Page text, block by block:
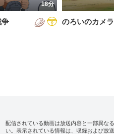
18分
争 のろいのカメラ
配信されている動画は放送内容と一部異な
い。表示されている情報は、収録および放